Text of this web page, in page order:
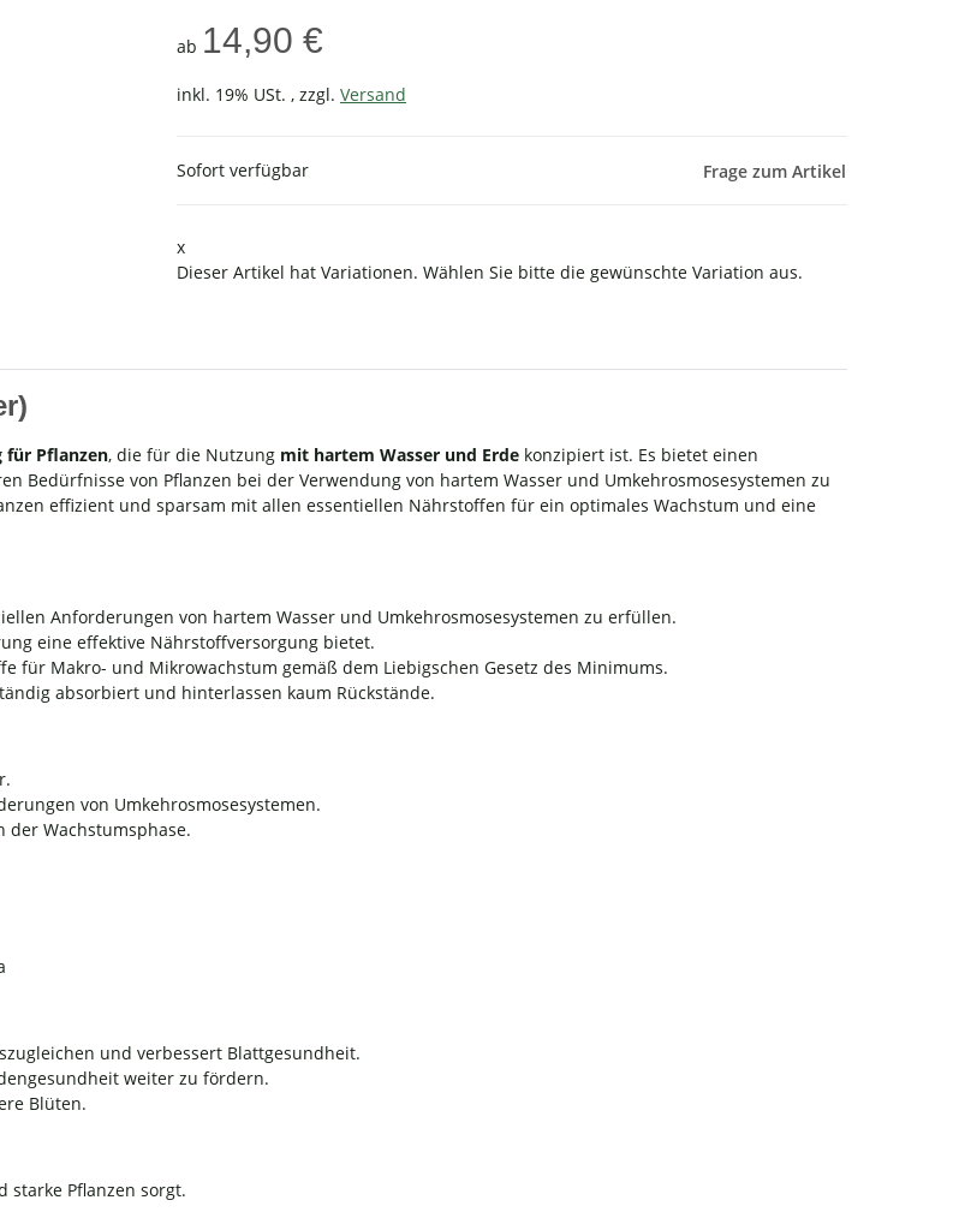
ab 14,90 €
inkl. 19% USt. , zzgl. Versand
Sofort verfügbar Frage zum Artikel
x
Dieser Artikel hat Variationen. Wählen Sie bitte die gewünschte Variation aus.
für Pflanzen, die für die Nutzung mit hartem Wasser und Erde konzipiert ist. Es bietet einen
Bedürfnisse von Pflanzen bei der Verwendung von hartem Wasser und Umkehrosmosesystemen zu
effizient und sparsam mit allen essentiellen Nährstoffen für ein optimales Wachstum und eine
Anforderungen von hartem Wasser und Umkehrosmosesystemen zu erfüllen.
eine effektive Nährstoffversorgung bietet.
für Makro- und Mikrowachstum gemäß dem Liebigschen Gesetz des Minimums.
absorbiert und hinterlassen kaum Rückstände.
von Umkehrosmosesystemen.
der Wachstumsphase.
und verbessert Blattgesundheit.
weiter zu fördern.
Blüten.
starke Pflanzen sorgt.